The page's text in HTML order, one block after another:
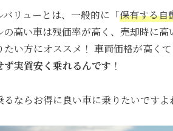
バリューとは、一般的に「保有する自
の高い車は残価率が高く、 売却時に高
たい方にオススメ！ 車両価格が高くて
ず実質安く乗れるんです ！
るならお得に良い車に乗りたいですよ